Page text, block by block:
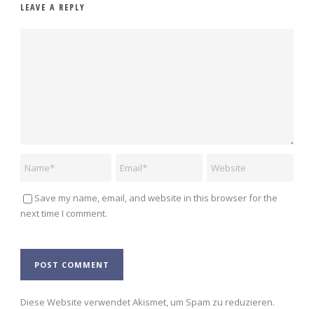
LEAVE A REPLY
Save my name, email, and website in this browser for the
next time I comment.
Alternative:
Diese Website verwendet Akismet, um Spam zu reduzieren.